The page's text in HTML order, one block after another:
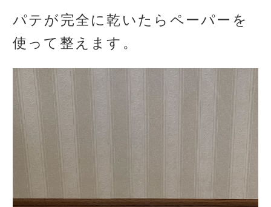
パテが完全に乾いたらペーパーを
使って整えます。